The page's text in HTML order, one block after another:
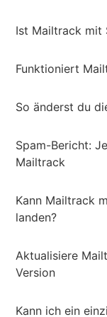
Ist Mailtrack mit
Funktioniert
So änderst du
Spam-Bericht:
Mailtrack
Kann Mailtrack
landen?
Aktualisiere
Version
Kann ich ein